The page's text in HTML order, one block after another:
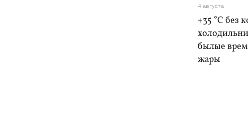
4 августа
+35 °C без
былые
жары